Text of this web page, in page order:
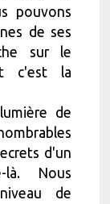
pouvons
de ses
sur le
c'est la
de
d'un
là. Nous
de